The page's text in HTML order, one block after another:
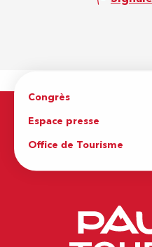
Congrès
Espace presse
Office de Tourisme